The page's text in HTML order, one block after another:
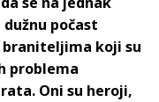
počast
koji su
problema
Oni su heroji,